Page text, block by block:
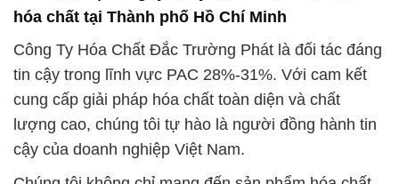
lượng cao, chúng tôi tự hào là người đồng hành tin
cậy của doanh nghiệp Việt Nam.
Chúng tôi không chỉ mang đến sản phẩm hóa chất
chất lượng cao, mà còn cam kết với dịch vụ chuyên
nghiệp và giá trị thực sự cho quý khách hàng. Sự tự
hào của chúng tôi không chỉ dừng lại ở chất lượng
sản phẩm mà còn trong việc giao hàng nhanh